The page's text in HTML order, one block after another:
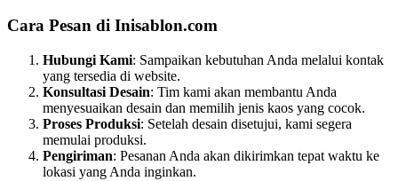
Cara Pesan di Inisablon.com
Hubungi Kami: Sampaikan kebutuhan Anda melalui kontak
yang tersedia di website.
Konsultasi Desain: Tim kami akan membantu Anda
menyesuaikan desain dan memilih jenis kaos yang cocok.
Proses Produksi: Setelah desain disetujui, kami segera
memulai produksi.
Pengiriman: Pesanan Anda akan dikirimkan tepat waktu ke
lokasi yang Anda inginkan.